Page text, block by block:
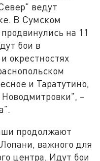
ведут
В Сумском
на 11
бои в
окрестностях
и Таратутино,
–
продолжают
важного для
центра. Идут бои